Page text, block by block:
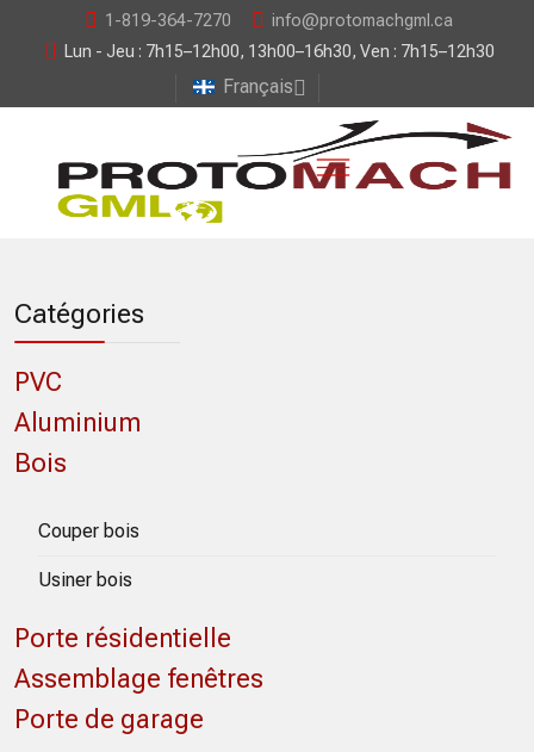
1-819-364-7270
info@protomachgml.ca
Lun - Jeu : 7h15–12h00, 13h00–16h30, Ven : 7h15–12h30
Français
Catégories
PVC
Aluminium
Bois
Couper bois
Usiner bois
Porte résidentielle
Assemblage fenêtres
Porte de garage